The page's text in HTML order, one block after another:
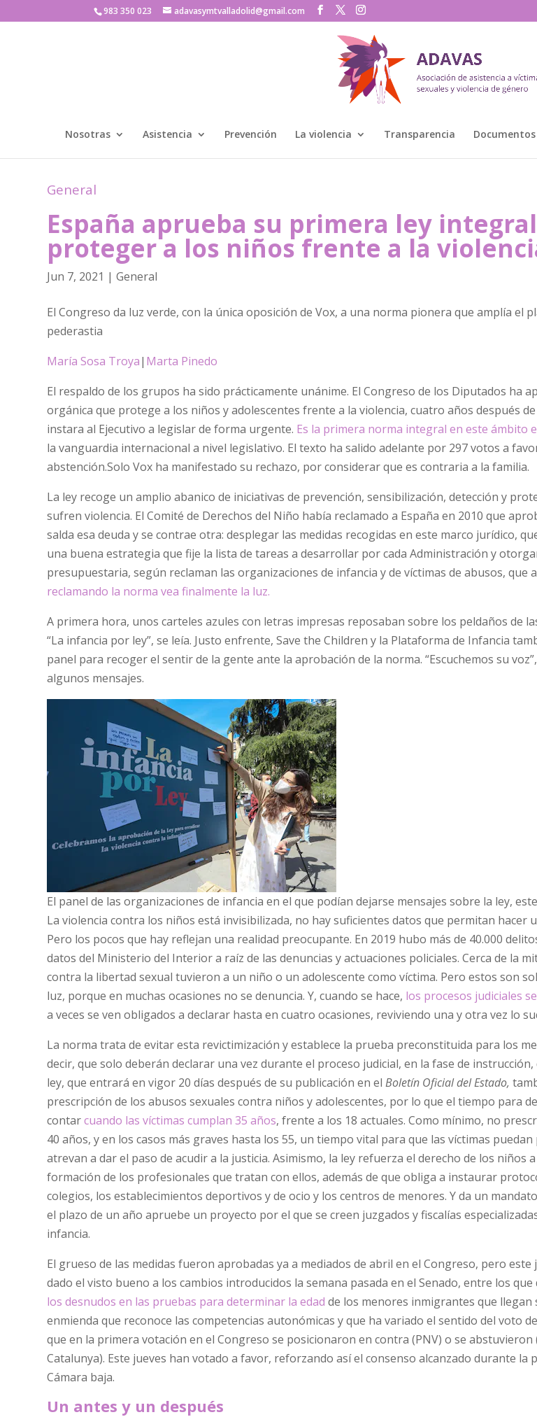
983 350 023 adavasymtvalladolid@gmail.com
Nosotras Asistencia Prevención La violencia Transparencia Documentos
General
España aprueba su primera ley
proteger a los niños frente a la
Jun 7, 2021 |General
El Congreso da luz verde, con la única oposición de Vox, a una norma pionera que amplía el
pederastia
María Sosa Troya| Marta Pinedo
El respaldo de los grupos ha sido prácticamente unánime. El Congreso de los Diputados ha
orgánica que protege a los niños y adolescentes frente a la violencia, cuatro años después
instara al Ejecutivo a legislar de forma urgente. Es la primera norma integral en este ámbito
la vanguardia internacional a nivel legislativo. El texto ha salido adelante por 297 votos a
abstención.Solo Vox ha manifestado su rechazo, por considerar que es contraria a la familia.
La ley recoge un amplio abanico de iniciativas de prevención, sensibilización, detección y
sufren violencia. El Comité de Derechos del Niño había reclamado a España en 2010 que
salda esa deuda y se contrae otra: desplegar las medidas recogidas en este marco jurídico,
una buena estrategia que fije la lista de tareas a desarrollar por cada Administración y
presupuestaria, según reclaman las organizaciones de infancia y de víctimas de abusos, que
reclamando la norma vea finalmente la luz.
A primera hora, unos carteles azules con letras impresas reposaban sobre los peldaños de
“La infancia por ley”, se leía. Justo enfrente, Save the Children y la Plataforma de Infancia
panel para recoger el sentir de la gente ante la aprobación de la norma. “Escuchemos su
algunos mensajes.
El panel de las organizaciones de infancia en el que podían dejarse mensajes sobre la ley, este
La violencia contra los niños está invisibilizada, no hay suficientes datos que permitan hacer
Pero los pocos que hay reflejan una realidad preocupante. En 2019 hubo más de 40.000
datos del Ministerio del Interior a raíz de las denuncias y actuaciones policiales. Cerca de la
contra la libertad sexual tuvieron a un niño o un adolescente como víctima. Pero estos son
luz, porque en muchas ocasiones no se denuncia. Y, cuando se hace, los procesos judiciales
a veces se ven obligados a declarar hasta en cuatro ocasiones, reviviendo una y otra vez lo
La norma trata de evitar esta revictimización y establece la prueba preconstituida para los
decir, que solo deberán declarar una vez durante el proceso judicial, en la fase de
ley, que entrará en vigor 20 días después de su publicación en elBoletín Oficial del Estado,
prescripción de los abusos sexuales contra niños y adolescentes, por lo que el tiempo para
contarcuando las víctimas cumplan 35 años, frente a los 18 actuales. Como mínimo, no
40 años, y en los casos más graves hasta los 55, un tiempo vital para que las víctimas
atrevan a dar el paso de acudir a la justicia. Asimismo, la ley refuerza el derecho de los niños
formación de los profesionales que tratan con ellos, además de que obliga a instaurar
colegios, los establecimientos deportivos y de ocio y los centros de menores. Y da un
el plazo de un año apruebe un proyecto por el que se creen juzgados y fiscalías
infancia.
El grueso de las medidas fueron aprobadas ya a mediados de abril en el Congreso, pero este
dado el visto bueno a los cambios introducidos la semana pasada en el Senado, entre los que
los desnudos en las pruebas para determinar la edad de los menores inmigrantes que llegan
enmienda que reconoce las competencias autonómicas y que ha variado el sentido del voto
que en la primera votación en el Congreso se posicionaron en contra (PNV) o se abstuvieron
Catalunya). Este jueves han votado a favor, reforzando así el consenso alcanzado durante la
Cámara baja.
Un antes y un después